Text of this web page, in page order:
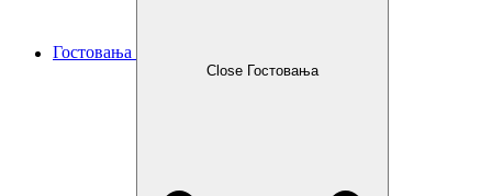
Гостовања
Close Гостовања